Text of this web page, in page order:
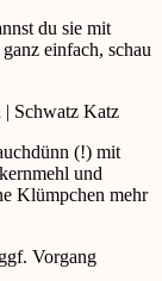
du sie mit
einfach, schau
(!) mit
und
Klümpchen mehr
Vorgang